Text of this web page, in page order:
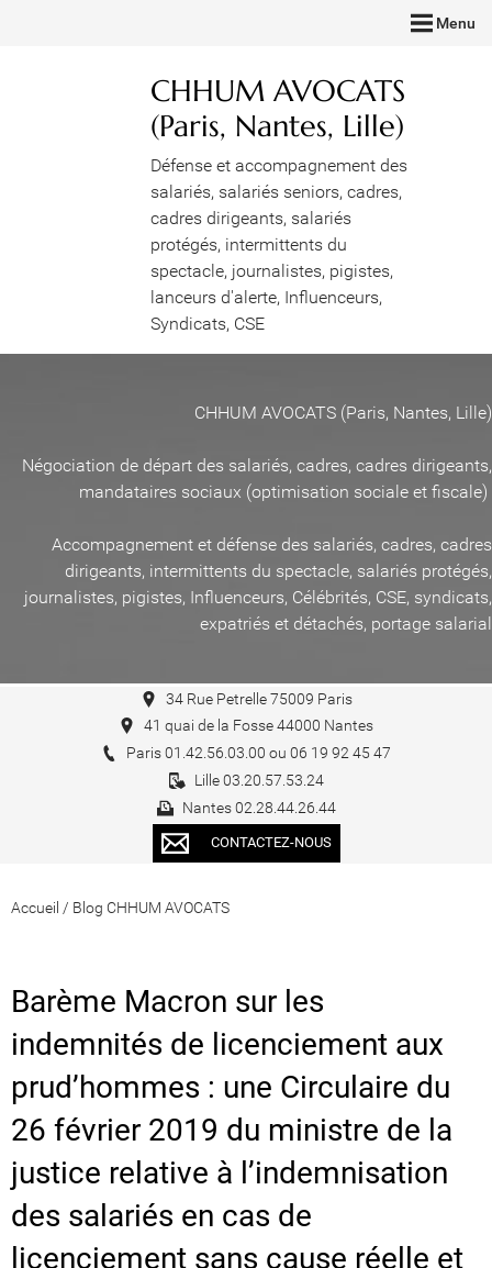
Menu
CHHUM AVOCATS
(Paris, Nantes, Lille)
Défense et accompagnement des
salariés, salariés seniors, cadres,
cadres dirigeants, salariés
protégés, intermittents du
spectacle, journalistes, pigistes,
lanceurs d'alerte, Influenceurs,
Syndicats, CSE
CHHUM AVOCATS (Paris, Nantes, Lille)
Négociation de départ des salariés, cadres, cadres dirigeants,
mandataires sociaux (optimisation sociale et fiscale)
Accompagnement et défense des salariés, cadres, cadres
dirigeants, intermittents du spectacle, salariés protégés,
journalistes, pigistes, Influenceurs, Célébrités, CSE, syndicats,
expatriés et détachés, portage salarial
34 Rue Petrelle 75009 Paris
41 quai de la Fosse 44000 Nantes
Paris 01.42.56.03.00 ou 06 19 92 45 47
Lille 03.20.57.53.24
Nantes 02.28.44.26.44
CONTACTEZ-NOUS
Accueil / Blog CHHUM AVOCATS
Barème Macron sur les
indemnités de licenciement aux
prud’hommes : une Circulaire du
26 février 2019 du ministre de la
justice relative à l’indemnisation
des salariés en cas de
licenciement sans cause réelle et